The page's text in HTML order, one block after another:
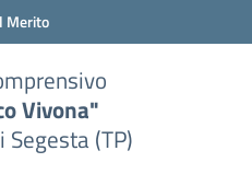
Merito
Vivona"
(TP)